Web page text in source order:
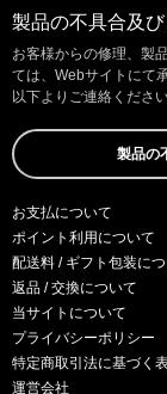
製品の不具合及
お客様からの修理、製
ては、Webサイトにて
以下よりご連絡ください
製品の
お支払について
ポイント利用について
配送料 / ギフト包装に
返品 / 交換について
当サイトについて
プライバシーポリシー
特定商取引法に基づく
運営会社